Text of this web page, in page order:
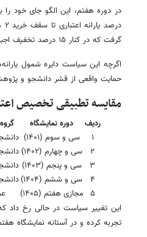
گرفت که در کنار ۱۵ درصد تخفیف اجباری ناشران، مجموع تخفیف را به ۲۵ درصد رساند.
اگرچه این سیاست دایره شمول
حمایت واقعی از قشر دانشجو و
مقایسه تطبیقی تخصیص اعتبار و
ردیف دوره نمایشگاه
۱
سی و سوم (۱۴۰۱)
۲
سی و چهارم (۱۴۰۲)
۳
سی و پنجم (۱۴۰۳)
۴
سی و ششم (۱۴۰۴)
۵ مجازی هفتم (۱۴۰۵)
تجربه کرده و در آستانه نمایشگاه